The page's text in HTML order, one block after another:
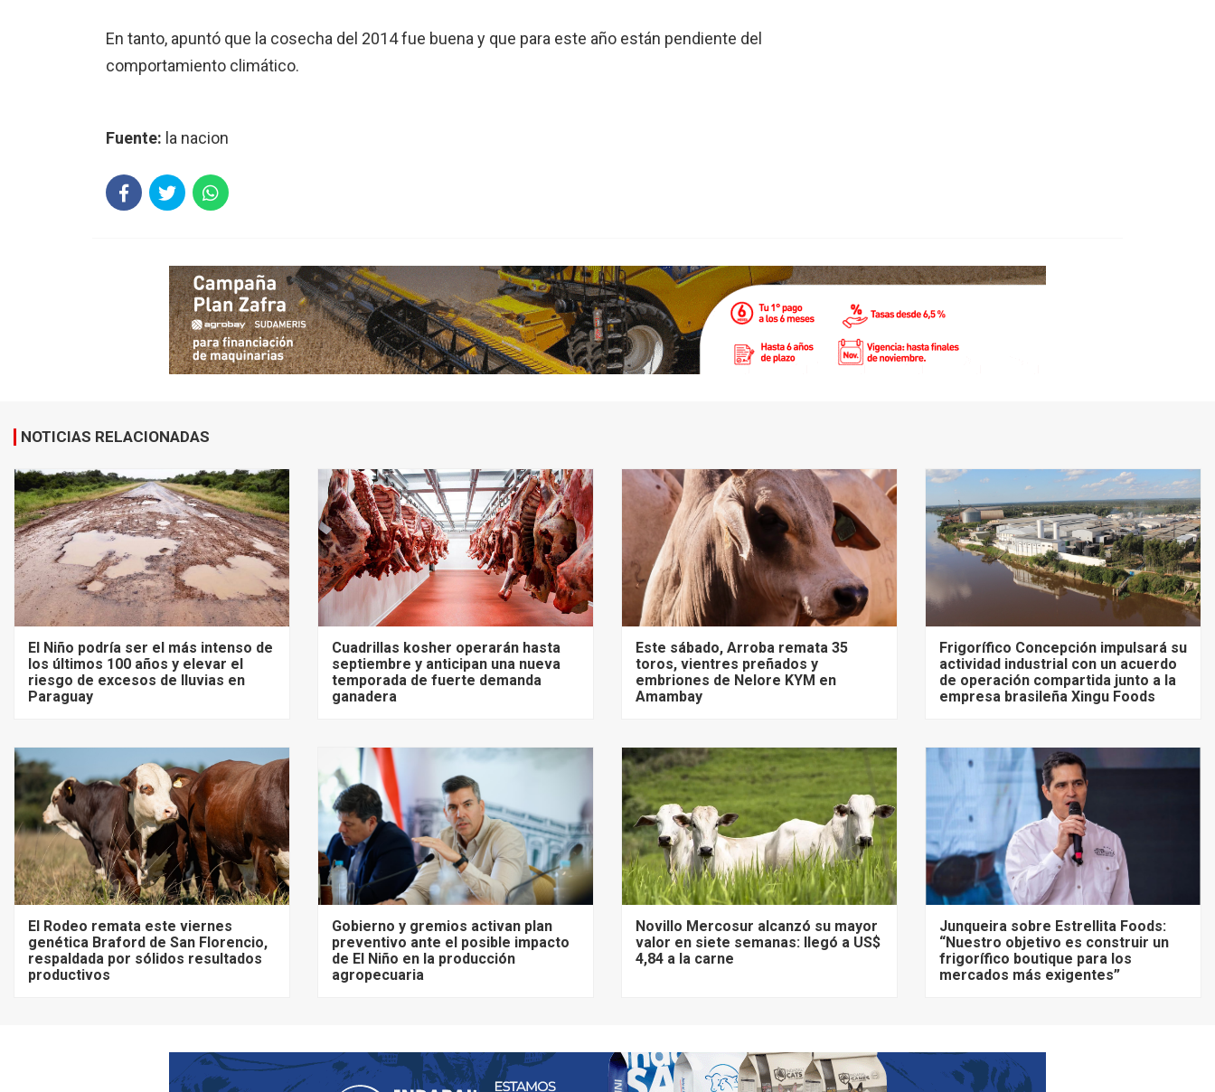
En tanto, apuntó que la cosecha del 2014 fue buena y que para este año están pendiente del
comportamiento climático.
Fuente: la nacion
NOTICIAS RELACIONADAS
El Niño podría ser el más intenso de
los últimos 100 años y elevar el
riesgo de excesos de lluvias en
Paraguay
Cuadrillas kosher operarán hasta
septiembre y anticipan una nueva
temporada de fuerte demanda
ganadera
Este sábado, Arroba remata 35
toros, vientres preñados y
embriones de Nelore KYM en
Amambay
Frigorífico Concepción impulsará su
actividad industrial con un acuerdo
de operación compartida junto a la
empresa brasileña Xingu Foods
El Rodeo remata este viernes
genética Braford de San Florencio,
respaldada por sólidos resultados
productivos
Gobierno y gremios activan plan
preventivo ante el posible impacto
de El Niño en la producción
agropecuaria
Novillo Mercosur alcanzó su mayor
valor en siete semanas: llegó a US$
4,84 a la carne
Junqueira sobre Estrellita Foods:
“Nuestro objetivo es construir un
frigorífico boutique para los
mercados más exigentes”